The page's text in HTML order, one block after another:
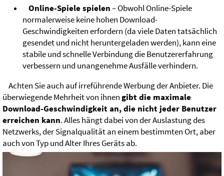
Online-Spiele spielen– Obwohl Online-Spiele
normalerweise keine hohen Download-
Geschwindigkeiten erfordern (da viele Daten tatsächlich
gesendet und nicht heruntergeladen werden), kann eine
stabile und schnelle Verbindung die Benutzererfahrung
verbessern und unangenehme Ausfälle verhindern.
Achten Sie auch auf irreführende Werbung der Anbieter. Die
überwiegende Mehrheit von ihnengibt die maximale
Download-Geschwindigkeit an, die nicht jeder Benutzer
erreichen kann. Alles hängt dabei von der Auslastung des
Netzwerks, der Signalqualität an einem bestimmten Ort, aber
auch von Typ und Alter Ihres Geräts ab.